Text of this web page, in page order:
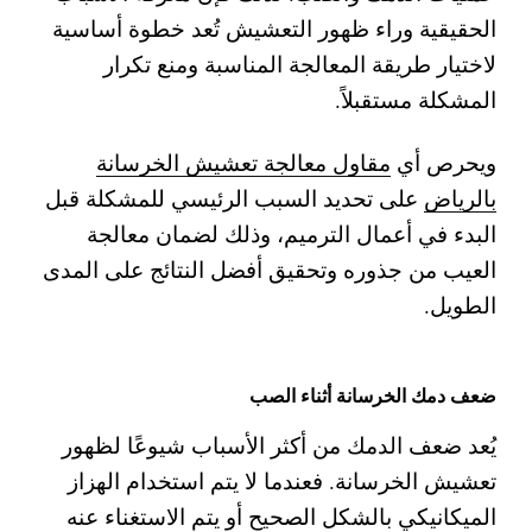
الحقيقية وراء ظهور التعشيش تُعد خطوة أساسية
لاختيار طريقة المعالجة المناسبة ومنع تكرار
المشكلة مستقبلاً.
ويحرص أي مقاول معالجة تعشيش الخرسانة
بالرياض على تحديد السبب الرئيسي للمشكلة قبل
البدء في أعمال الترميم، وذلك لضمان معالجة
العيب من جذوره وتحقيق أفضل النتائج على المدى
الطويل.
ضعف دمك الخرسانة أثناء الصب
يُعد ضعف الدمك من أكثر الأسباب شيوعًا لظهور
تعشيش الخرسانة. فعندما لا يتم استخدام الهزاز
الميكانيكي بالشكل الصحيح أو يتم الاستغناء عنه